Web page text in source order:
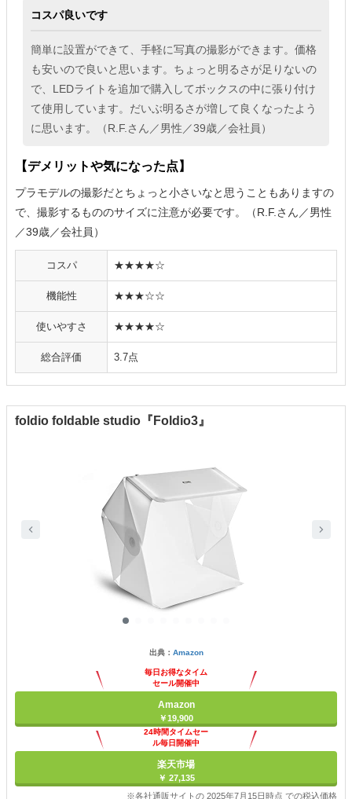
コスパ良いです
簡単に設置ができて、手軽に写真の撮影ができます。価格
も安いので良いと思います。ちょっと明るさが足りないの
で、LEDライトを追加で購入してボックスの中に張り付け
て使用しています。だいぶ明るさが増して良くなったよう
に思います。（R.F.さん／男性／39歳／会社員）
【デメリットや気になった点】
プラモデルの撮影だとちょっと小さいなと思うこともありますの
で、撮影するもののサイズに注意が必要です。（R.F.さん／男性
／39歳／会社員）
コスパ ★★★★☆
機能性 ★★★☆☆
使いやすさ ★★★★☆
総合評価 3.7点
foldio foldable studio『Foldio3』
出典： Amazon
毎日お得なタイム
セール開催中
Amazon
￥19,900
24時間タイムセー
ル毎日開催中
楽天市場
￥ 27,135
※各社通販サイトの 2025年7月15日時点 での税込価格